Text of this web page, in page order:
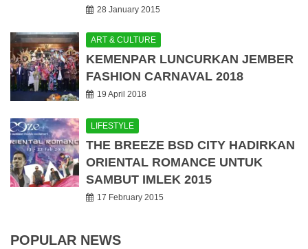
28 January 2015
ART & CULTURE
KEMENPAR LUNCURKAN JEMBER
FASHION CARNAVAL 2018
19 April 2018
LIFESTYLE
THE BREEZE BSD CITY HADIRKAN
ORIENTAL ROMANCE UNTUK
SAMBUT IMLEK 2015
17 February 2015
POPULAR NEWS